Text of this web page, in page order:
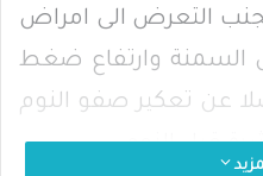
التعرض الى امراض
السمنة وارتفاع ضغط
عن تعكير صفو النوم
قبل النوم.